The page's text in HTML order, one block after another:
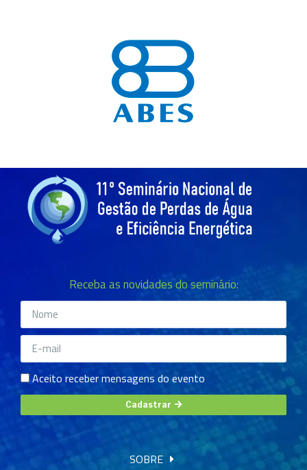
Receba as novidades do seminário:
Aceito receber mensagens do evento
Cadastrar
SOBRE